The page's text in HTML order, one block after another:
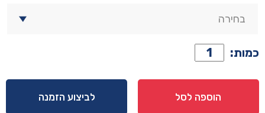
כמות: כמות
של
מזרן
דגם
הוספה לסל לביצוע הזמנה